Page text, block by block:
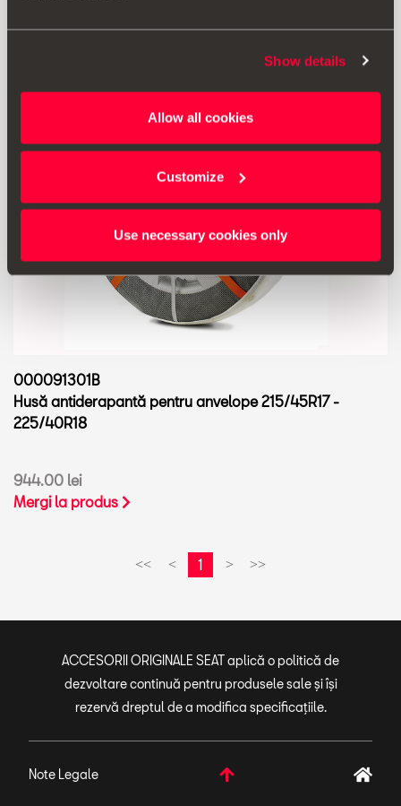
Show details
Allow all cookies
Customize
Use necessary cookies only
000091301B
Husă antiderapantă pentru anvelope 215/45R17 -
225/40R18
944.00 lei
Mergi la produs
<< < 1 > >>
ACCESORII ORIGINALE SEAT aplică o politică de
dezvoltare continuă pentru produsele sale și își
rezervă dreptul de a modifica specificațiile.
Note Legale